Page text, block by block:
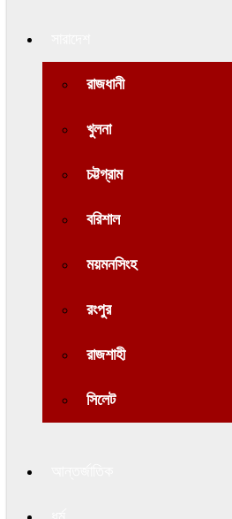
রাজধানী
খুলনা
চট্টগ্রাম
বরিশাল
ময়মনসিংহ
রংপুর
রাজশাহী
সিলেট